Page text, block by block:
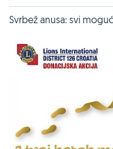
Svrbež anusa: svi